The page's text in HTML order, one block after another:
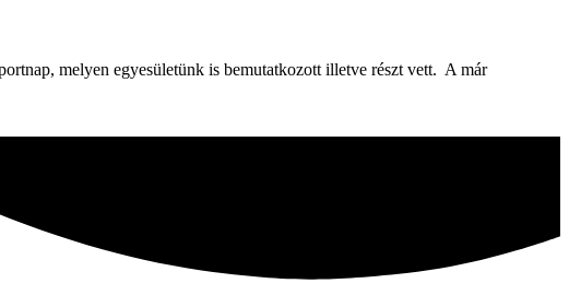
melyen egyesületünk is bemutatkozott illetve részt vett. A már